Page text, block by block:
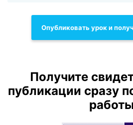
Опубликовать урок и
Получите
публикации сразу